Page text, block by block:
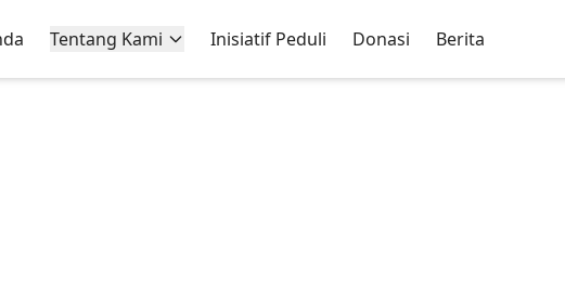
Tentang Kami Inisiatif Peduli Donasi Berita